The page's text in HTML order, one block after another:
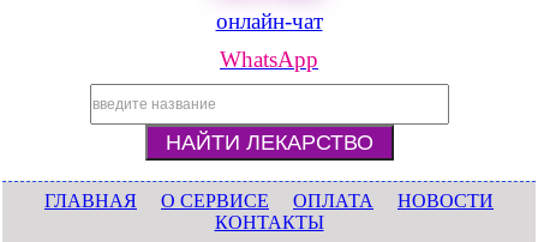
онлайн-чат
WhatsApp
ГЛАВНАЯ О СЕРВИСЕ ОПЛАТА
НОВОСТИ
КОНТАКТЫ